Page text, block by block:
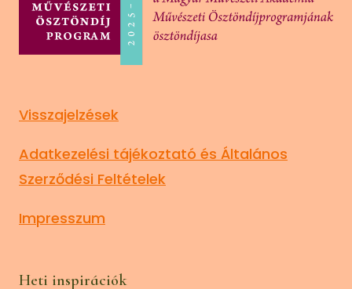
Visszajelzések
Adatkezelési tájékoztató és Általános
Szerződési Feltételek
Impresszum
Heti inspirációk